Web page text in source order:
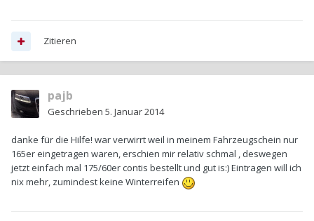
Zitieren
pajb
Geschrieben 5. Januar 2014
danke für die Hilfe! war verwirrt weil in meinem Fahrzeugschein nur
165er eingetragen waren, erschien mir relativ schmal , deswegen
jetzt einfach mal 175/60er contis bestellt und gut is:) Eintragen will ich
nix mehr, zumindest keine Winterreifen